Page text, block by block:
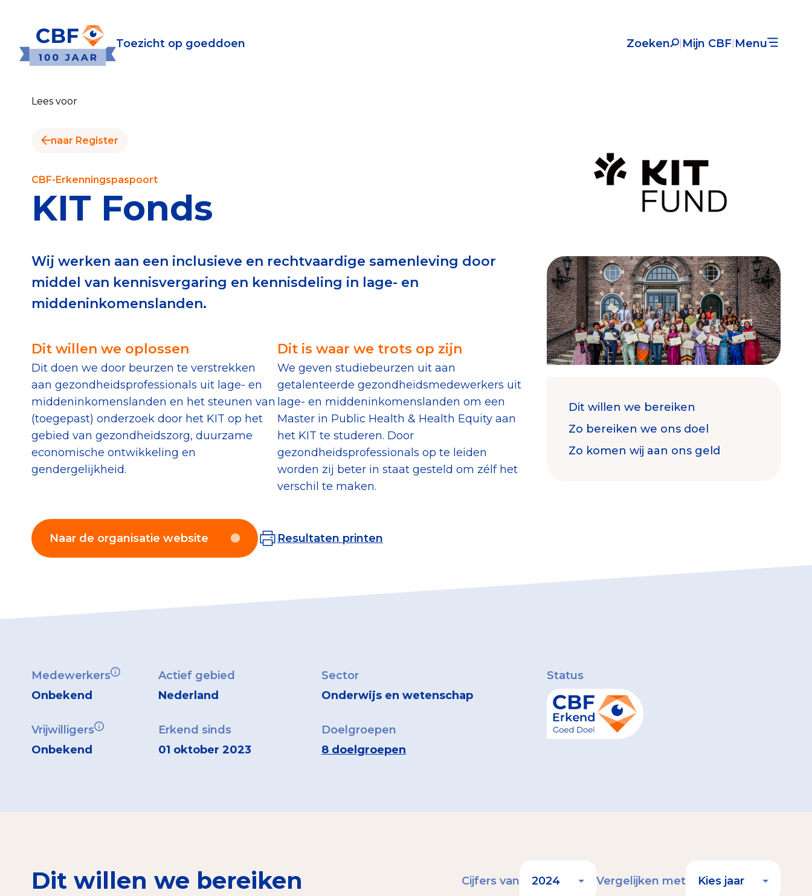
Toezicht op goeddoen
Toezicht op goeddoen Zoeken Mijn CBF Menu
Publiek
Check het CBF-keurmerk van een goed doel
Download de Geef Gerust Checklist
Data & Onderzoek
Betrouwbare data over goede doelen
CBF-publicaties
State of the Sector
Het Nederlandse Donateurspanel
Contact & Signalen
Lees voor
naar Register
CBF-Erkenningspaspoort
KIT Fonds
Wij werken aan een inclusieve en rechtvaardige samenleving door
middel van kennisvergaring en kennisdeling in lage- en
middeninkomenslanden.
Dit willen we oplossen
Dit doen we door beurzen te verstrekken
aan gezondheidsprofessionals uit lage- en
middeninkomenslanden en het steunen van
(toegepast) onderzoek door het KIT op het
gebied van gezondheidszorg, duurzame
economische ontwikkeling en
gendergelijkheid.
Dit is waar we trots op zijn
We geven studiebeurzen uit aan
getalenteerde gezondheidsmedewerkers uit
lage- en middeninkomenslanden om een
Master in Public Health & Health Equity aan
het KIT te studeren. Door
gezondheidsprofessionals op te leiden
worden zij beter in staat gesteld om zélf het
verschil te maken.
Naar de organisatie website Resultaten printen
Dit willen we bereiken
Zo bereiken we ons doel
Zo komen wij aan ons geld
Medewerkers
Onbekend
Actief gebied
Nederland
Vrijwilligers
Onbekend
Erkend sinds
01 oktober 2023
Sector
Onderwijs en wetenschap
Doelgroepen
8 doelgroepen
Status
Dit willen we bereiken Cijfers van Vergelijken met